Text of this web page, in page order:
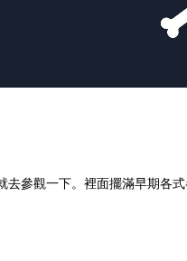
去參觀一下。裡面擺滿早期各